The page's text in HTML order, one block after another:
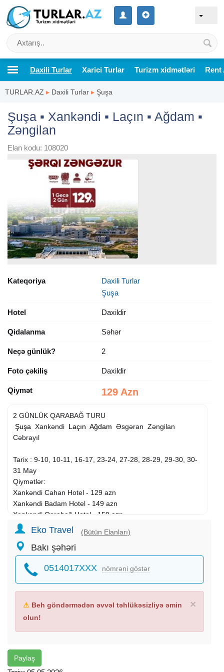
Daxili Turlar Xarici Turlar Turizm xidmətləri Rent
TURLAR.AZ ▸ Daxili Turlar ▸ Şuşa
Şuşa ▪︎ Xankəndi ▪︎ Laçın ▪︎ Ağdam ▪︎
Zəngilan
Elan kodu: 108020
Kateqoriya
Daxili Turlar
Şuşa
Hotel Daxildir
Qidalanma Səhər
Neçə günlük? 2
Foto çəkiliş Daxildir
Qiymət 129 Azn
2 GÜNLÜK QARABAĞ TURU
Şuşa ︎ Xankəndi ︎ Laçın Ağdam ︎ Əsgəran ︎ Zəngilan ︎
Cəbrayıl
Tarix : 9-10, 10-11, 16-17, 23-24, 27-28, 28-29, 29-30, 30-
31 May
Qiymətlər:
Xankəndi Cahan Hotel - 129 azn
Xankəndi Badam Hotel - 149 azn
Xankəndi Qarabağ Hotel - 159 azn
Şuşa 5* Hotel - 199 azn
———————————————
Qiymətə daxildir:
• Portal qeydiyyatı
• Nəqliyyat xidməti
• Professional tur rəhbər
• Hoteldə gecələmə
• Qidalanma(2 dəfə Səhər yeməyi)
• Gəzintilər
•Laçın Seyrəngahı
•Bayraq Meydanı
Eko Travel (Bütün Elanları)
Bakı şəhəri
0514017XXX nömrəni göstər
×
⚠ Beh göndərmədən əvvəl təhlükəsizliyə əmin
olun!
Paylaş